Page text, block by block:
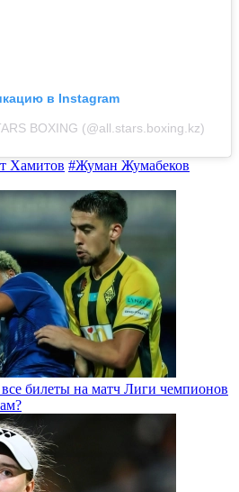
в Instagram
BOXING (@all.stars.boxing.kz)
Хамитов #Жуман Жумабеков
все билеты на матч Лиги чемпионов